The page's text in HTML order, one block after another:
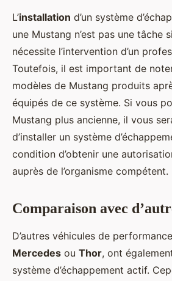
L’installation d’un système
une Mustang n’est pas une tâche
nécessite l’intervention d’un
Toutefois, il est important de
modèles de Mustang produits
équipés de ce système. Si vous
Mustang plus ancienne, il vous
d’installer un système
condition d’obtenir une
auprès de l’organisme compétent.
Comparaison avec
D’autres véhicules de
Mercedes ou Thor, ont
système d’échappement actif.